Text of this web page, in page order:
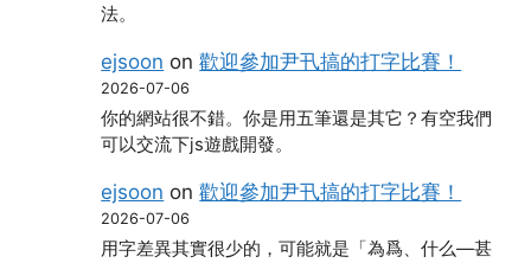
法。
ejsoon on歡迎參加尹卂搞的打字比賽！
2026-07-06
你的網站很不錯。你是用五筆還是其它？有空我們
可以交流下js遊戲開發。
ejsoon on歡迎參加尹卂搞的打字比賽！
2026-07-06
用字差異其實很少的，可能就是「為爲、什么―甚